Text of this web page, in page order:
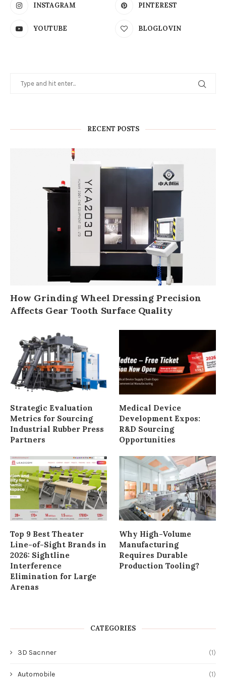
INSTAGRAM PINTEREST
YOUTUBE BLOGLOVIN
RECENT POSTS
How Grinding Wheel Dressing Precision
Affects Gear Tooth Surface Quality
Strategic Evaluation
Metrics for Sourcing
Industrial Rubber Press
Partners
Medical Device
Development Expos:
R&D Sourcing
Opportunities
Top 9 Best Theater
Line-of-Sight Brands in
2026: Sightline
Interference
Elimination for Large
Arenas
Why High-Volume
Manufacturing
Requires Durable
Production Tooling?
CATEGORIES
3D Sacnner (1)
Automobile (1)